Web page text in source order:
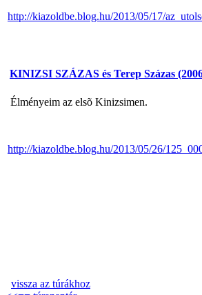
http://kiazoldbe.blog.hu/2013/05/17/
KINIZSI SZÁZAS és Terep Százas
Élményeim az elsõ Kinizsimen.
http://kiazoldbe.blog.hu/2013/05/26/
vissza az túrákhoz